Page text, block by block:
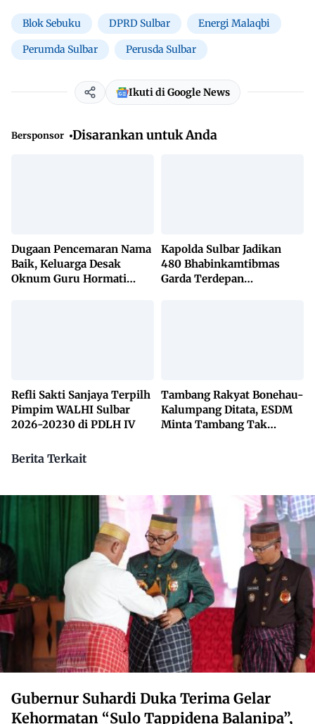
Blok Sebuku DPRD Sulbar Energi Malaqbi
Perumda Sulbar Perusda Sulbar
Ikuti di Google News
Bersponsor Disarankan untuk Anda
Dugaan Pencemaran Nama
Baik, Keluarga Desak
Oknum Guru Hormati
Kapolda Sulbar Jadikan
480 Bhabinkamtibmas
Garda Terdepan
Refli Sakti Sanjaya Terpilh
Pimpim WALHI Sulbar
2026-20230 di PDLH IV
Tambang Rakyat Bonehau-
Kalumpang Ditata, ESDM
Minta Tambang Tak
Berita Terkait
Gubernur Suhardi Duka Terima Gelar
Kehormatan “Sulo Tappidena Balanipa”,